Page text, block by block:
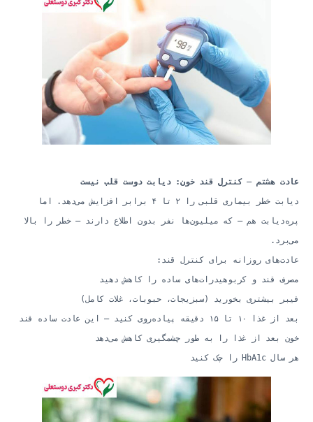
عادت هشتم — کنترل قند خون: دیابت دوست قلب نیست
دیابت خطر بیماری قلبی را ۲ تا ۴ برابر افزایش می‌دهد. اما
پره‌دیابت هم — که میلیون‌ها نفر بدون اطلاع دارند — خطر را بالا
می‌برد.
عادت‌های روزانه برای کنترل قند:
مصرف قند و کربوهیدرات‌های ساده را کاهش دهید
فیبر بیشتری بخورید (سبزیجات، حبوبات، غلات کامل)
بعد از غذا ۱۰ تا ۱۵ دقیقه پیاده‌روی کنید — این عادت ساده قند
خون بعد از غذا را به طور چشمگیری کاهش می‌دهد
هر سال HbA1c را چک کنید